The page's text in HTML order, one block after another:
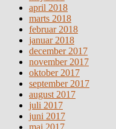
april 2018
marts 2018
februar 2018
januar 2018
december 2017
november 2017
oktober 2017
september 2017
august 2017
juli 2017
juni 2017
maj 2017